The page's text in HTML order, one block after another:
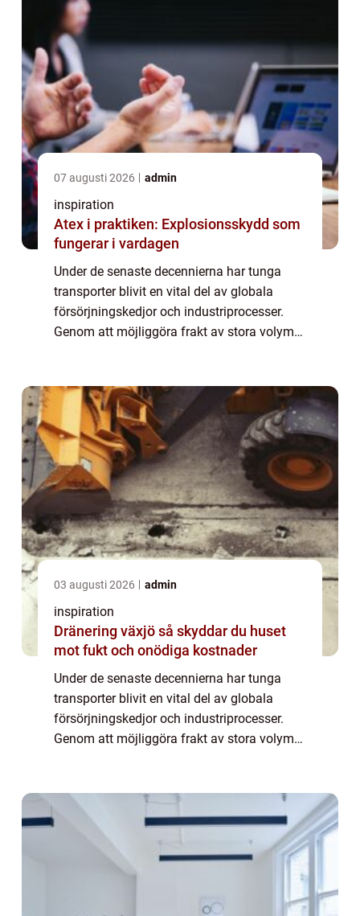
07 augusti 2026 admin
inspiration
Atex i praktiken: Explosionsskydd som
fungerar i vardagen
Under de senaste decennierna har tunga
transporter blivit en vital del av globala
försörjningskedjor och industriprocesser.
Genom att möjliggöra frakt av stora volymer
03 augusti 2026 admin
inspiration
Dränering växjö så skyddar du huset
mot fukt och onödiga kostnader
Under de senaste decennierna har tunga
transporter blivit en vital del av globala
försörjningskedjor och industriprocesser.
Genom att möjliggöra frakt av stora volymer